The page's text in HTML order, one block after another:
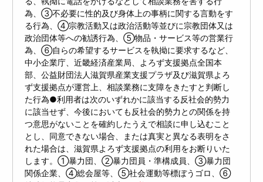
為、③不必要に性的及び身体上の事柄に関する言動をす
る行為、④宗教活動又は政治活動等並びに宗教団体又は
政治団体等への勧誘行為、⑤物品・サービス等の営業行
為、⑥自らの希望するサービスを執拗に要求するなど、
中小企業庁、近畿経済産業局、よろず支援拠点全国本
部、公益財団法人滋賀県産業支援プラザ及び滋賀県よろ
ず支援拠点が運営上、相談業務に支障をきたすと判断し
た行為●利用者は次のいずれかに該当する反社会的勢力
に該当せず、今後においても反社会的勢力との関係を持
つ意思がないことを確約したうえで相談に申し込むこと
とし、同意できない場合、または真実と異なる表明をさ
れた場合は、滋賀県よろず支援拠点の利用をお断りいた
します。①暴力団、②暴力団員・準構成員、③暴力団
関係企業、④総会屋等、⑤社会運動等標ぼうゴロ、⑥